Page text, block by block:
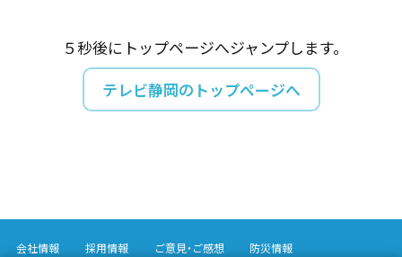
５秒後にトップページへジャンプします。
テレビ静岡のトップページへ
会社情報 採用情報 ご意見・ご感想
防災情報